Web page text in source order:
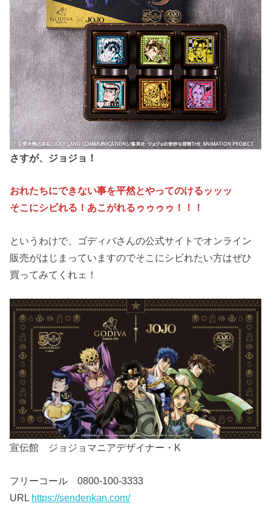
さすが、ジョジョ！
おれたちにできない事を平然とやってのけるッッッ
そこにシビれる！あこがれるゥゥゥゥ！！！
というわけで、ゴディバさんの公式サイトでオンライン
販売がはじまっていますのでそこにシビれたい方はぜひ
買ってみてくれェ！
宣伝館 ジョジョマニアデザイナー・K
フリーコール 0800-100-3333
URL https://sendenkan.com/